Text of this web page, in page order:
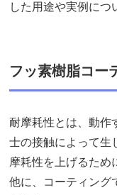
した用途や実例につ
フッ素樹脂コー
耐摩耗性とは、動作
士の接触によって生
摩耗性を上げるため
他に、コーティング